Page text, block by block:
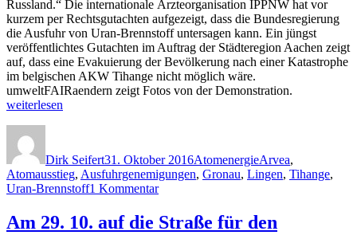
Russland.“ Die internationale Ärzteorganisation IPPNW hat vor
kurzem per Rechtsgutachten aufgezeigt, dass die Bundesregierung
die Ausfuhr von Uran-Brennstoff untersagen kann. Ein jüngst
veröffentlichtes Gutachten im Auftrag der Städteregion Aachen zeigt
auf, dass eine Evakuierung der Bevölkerung nach einer Katastrophe
im belgischen AKW Tihange nicht möglich wäre.
umweltFAIRaendern zeigt Fotos von der Demonstration.
in
weiterlesen
Dirk Seifert31. Oktober 2016AtomenergieArvea,
Atomausstieg, Ausfuhrgenemigungen, Gronau, Lingen, Tihange,
Uran-Brennstoff1 Kommentarzu
muss
weiter
Am 29. 10. auf die Straße für den